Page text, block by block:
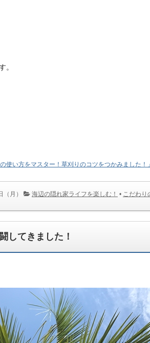
。
の使い方をマスター！草刈りのコツをつかみました
月） 海辺の隠れ家ライフを楽しむ！ • こだわり
してきました！